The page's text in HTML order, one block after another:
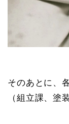
そのあとに、
（組立課、塗